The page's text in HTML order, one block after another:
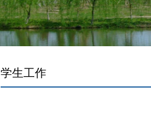
学生工作